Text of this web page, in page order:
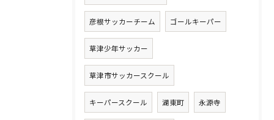
彦根サッカーチーム ゴールキーパー
草津少年サッカー
草津市サッカースクール
キーパースクール 湖東町 永源寺